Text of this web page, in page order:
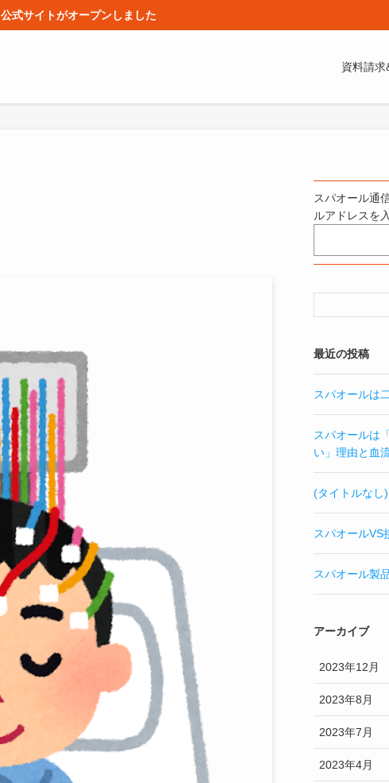
公式サイトがオープンしました
資料請
スパオール通
ルアドレスを
最近の投稿
スパオールは
スパオールは
い」理由と血
(タイトルなし)
スパオールVS
スパオール製
アーカイブ
2023年12月
2023年8月
2023年7月
2023年4月